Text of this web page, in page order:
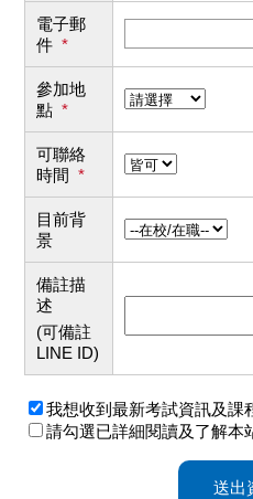
電子郵
件 *
參加地
點 *
可聯絡
時間 *
目前背
景
備註描
述
(可備註
LINE ID)
我想收到最新考試資訊及課
請勾選已詳細閱讀及了解本
送出